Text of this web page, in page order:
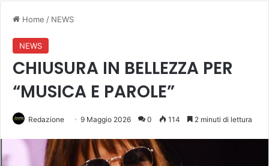
Home / NEWS
NEWS
CHIUSURA IN BELLEZZA PER
“MUSICA E PAROLE”
Redazione 9 Maggio 2026 0 114 2 minuti di lettura